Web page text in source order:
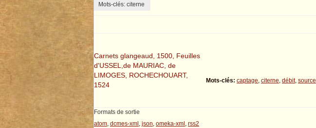
Mots-clés: citerne
Carnets glangeaud, 1500, Feuilles
d'USSEL,de MAURIAC, de
LIMOGES, ROCHECHOUART,
1524
Mots-clés: captage, citerne, débit, source
Formats de sortie
atom, dcmes-xml , json, omeka-xml , rss2